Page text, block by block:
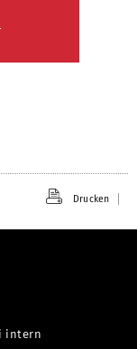
Drucken
intern